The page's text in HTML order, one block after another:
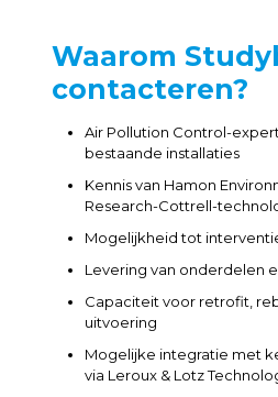
Waarom
contacteren?
Air Pollution Control-
bestaande installaties
Kennis van Hamon
Research-Cottrell-
Mogelijkheid tot
Levering van onderdelen
Capaciteit voor retrofit,
uitvoering
Mogelijke integratie met
via Leroux & Lotz